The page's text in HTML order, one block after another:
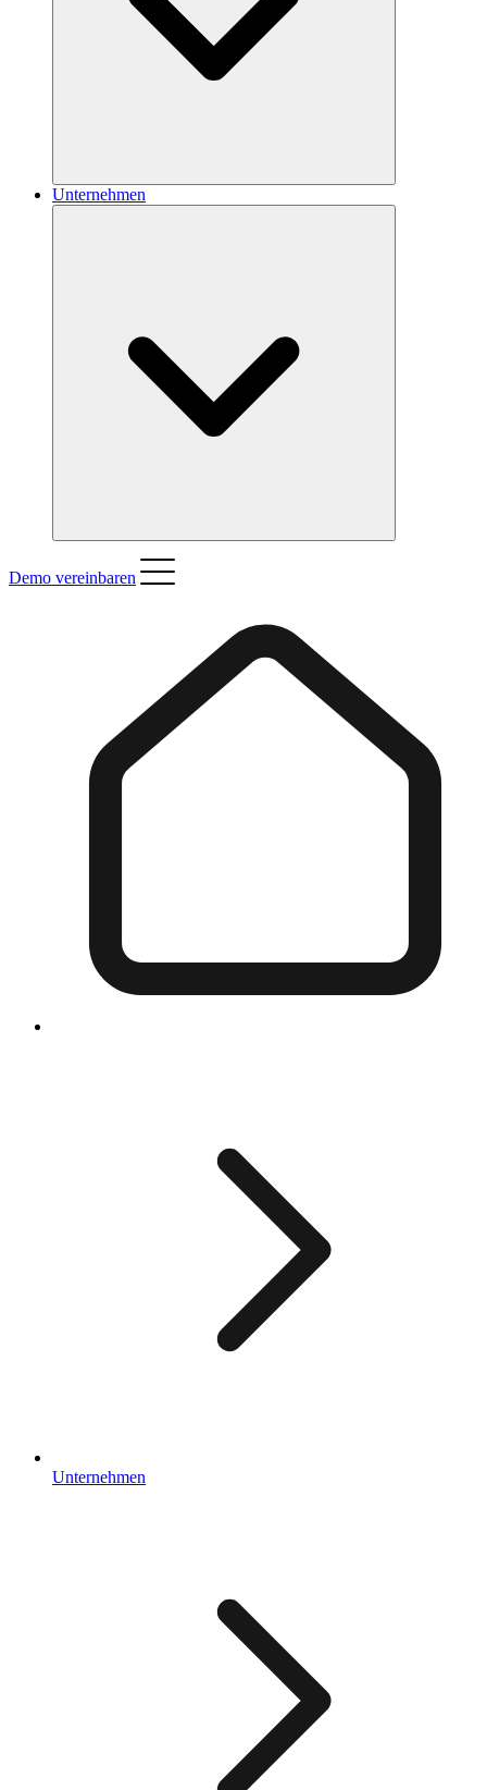
Unternehmen
Demo vereinbaren
Unternehmen